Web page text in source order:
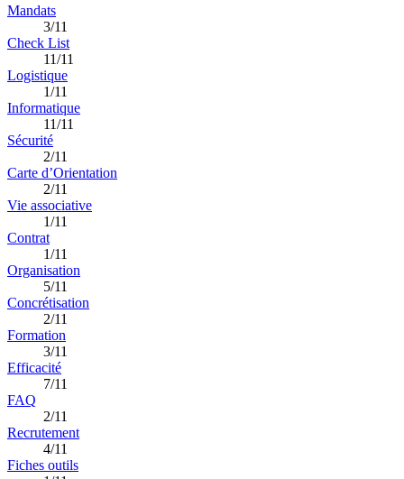
Mandats
3/11
Check List
11/11
Logistique
1/11
Informatique
11/11
Sécurité
2/11
Carte d’Orientation
2/11
Vie associative
1/11
Contrat
1/11
Organisation
5/11
Concrétisation
2/11
Formation
3/11
Efficacité
7/11
FAQ
2/11
Recrutement
4/11
Fiches outils